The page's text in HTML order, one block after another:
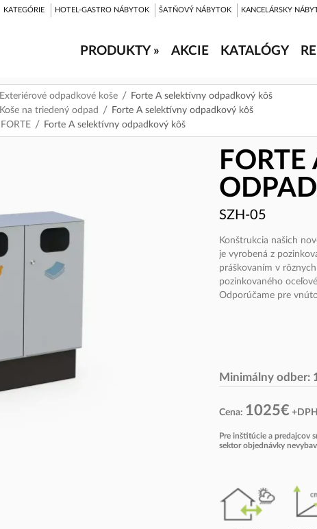
KATEGÓRIE HOTEL-GASTRO NÁBYTOK ŠATŇOVÝ NÁBYTOK KANCELÁRSKY
PRODUKTY » AKCIE KATALÓGY
Exteriérové odpadkové koše
Forte A selektívny odpadkový kôš
Koše na triedený odpad
Forte A selektívny odpadkový kôš
FORTE Forte A selektívny odpadkový kôš
SZH-05
Konštrukcia našich
je vyrobená z
práškovaním v
pozinkovaného
Odporúčame pre
Minimálny odber:
Cena: 1025€ +DPH
Pre inštitúcie a predajcov
sektor objednávky